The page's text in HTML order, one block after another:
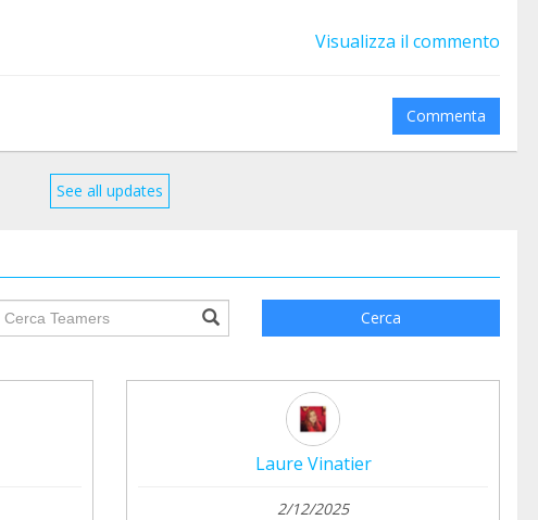
Visualizza il commento
Commenta
See all updates
groupProfile.searchForm.search.text??? Cerca
Laure Vinatier
2/12/2025